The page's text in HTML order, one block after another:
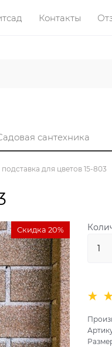
Контакты
сантехника
для цветов 15-803
Скидка 20%